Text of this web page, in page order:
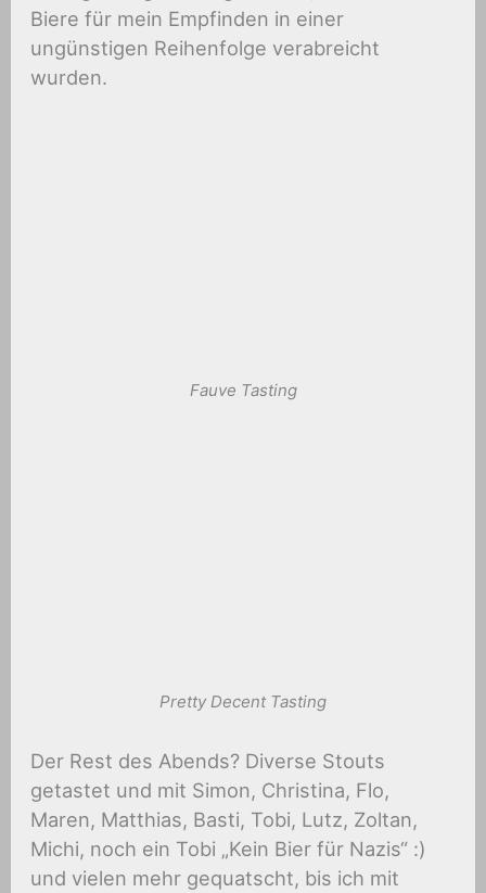
Biere für mein Empfinden in einer
ungünstigen Reihenfolge verabreicht
wurden.
Fauve Tasting
Pretty Decent Tasting
Der Rest des Abends? Diverse Stouts
getastet und mit Simon, Christina, Flo,
Maren, Matthias, Basti, Tobi, Lutz, Zoltan,
Michi, noch ein Tobi „Kein Bier für Nazis“ :)
und vielen mehr gequatscht, bis ich mit